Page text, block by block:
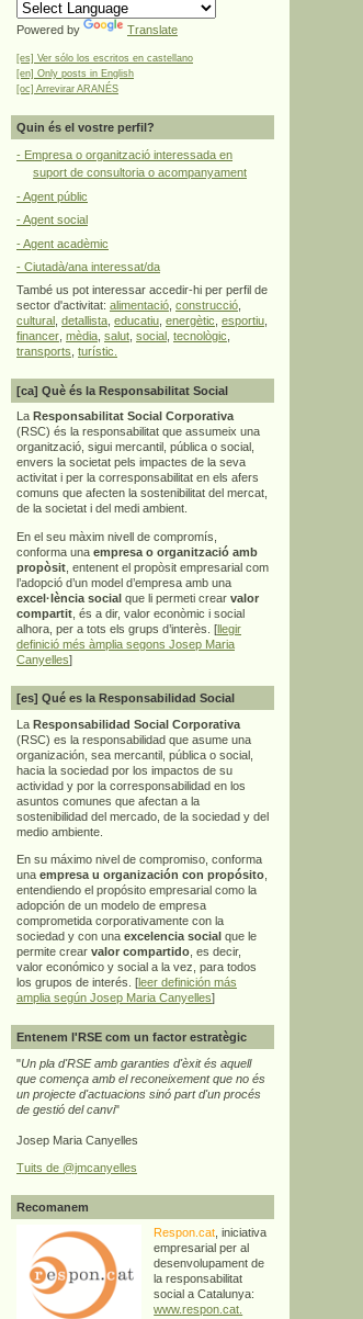
Powered by Translate
[es] Ver sólo los escritos en castellano
[en] Only posts in English
[oc] Arrevirar ARANÉS
Quin és el vostre perfil?
- Empresa o organització interessada en
suport de consultoria o acompanyament
- Agent públic
- Agent social
- Agent acadèmic
- Ciutadà/ana interessat/da
També us pot interessar accedir-hi per perfil de
sector d'activitat: alimentació construcció
cultural detallista educatiu energètic esportiu
financer mèdia salut social tecnològic
transports turístic.
[ca] Què és la Responsabilitat Social
La Responsabilitat Social Corporativa
(RSC) és la responsabilitat que assumeix una
organització, sigui mercantil, pública o social,
envers la societat pels impactes de la seva
activitat i per la corresponsabilitat en els afers
comuns que afecten la sostenibilitat del mercat,
de la societat i del medi ambient.
En el seu màxim nivell de compromís,
conforma una empresa o organització amb
propòsit , entenent el propòsit empresarial com
l’adopció d’un model d’empresa amb una
excel·lència social que li permeti crear valor
compartit , és a dir, valor econòmic i social
alhora, per a tots els grups d’interès. [llegir
definició més àmplia segons Josep Maria
Canyelles]
[es] Qué es la Responsabilidad Social
La Responsabilidad Social Corporativa
(RSC) es la responsabilidad que asume una
organización, sea mercantil, pública o social,
hacia la sociedad por los impactos de su
actividad y por la corresponsabilidad en los
asuntos comunes que afectan a la
sostenibilidad del mercado, de la sociedad y del
medio ambiente.
En su máximo nivel de compromiso, conforma
una empresa u organización con propósito
entendiendo el propósito empresarial como la
adopción de un modelo de empresa
comprometida corporativamente con la
sociedad y con una excelencia social que le
permite crear valor compartido , es decir,
valor económico y social a la vez, para todos
los grupos de interés. [leer definición más
amplia según Josep Maria Canyelles]
Entenem l'RSE com un factor estratègic
"Un pla d'RSE amb garanties d'èxit és aquell
que comença amb el reconeixement que no és
un projecte d'actuacions sinó part d'un procés
de gestió del canvi"
Josep Maria Canyelles
Tuits de @jmcanyelles
Recomanem
Respon.cat , iniciativa
empresarial per al
desenvolupament de
la responsabilitat
social a Catalunya:
www.respon.cat.